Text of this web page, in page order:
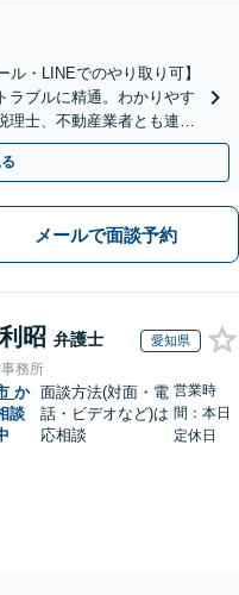
ル・LINEでのやり取り可】
ラブルに精通。わかりやす
理士、不動産業者とも連携
室相談】
メールで面談予約
昭 弁護士 愛知県
務所
か
談
面談方法(対面・電
話・ビデオなど)は
応相談
営業時
間：本日
定休日